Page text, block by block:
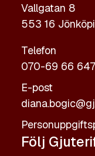
Vallgatan 8
553 16
Telefon
070-69 66 647
E-post
Följ